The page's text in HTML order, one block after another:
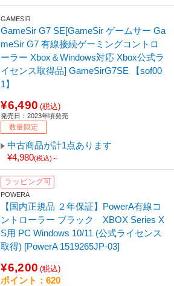
GAMESIR
GameSir G7 SE[GameSir ゲームサー Ga
meSir G7 有線接続ゲーミングコントロ
ーラー Xbox＆Windows対応 Xbox公式ラ
イセンス取得品] GameSirG7SE 【sof00
1】
¥6,490 (税込)
発売日：2023年頃発売
数量限定
中古商品が計1点あります
¥4,980(税込)～
ラッピング可
POWERA
【国内正規品 ２年保証】PowerA有線コ
ントローラー ブラック XBOX Series X
S用 PC Windows 10/11 (公式ライセンス
取得) [PowerA 1519265JP-03]
¥6,200 (税込)
ポイント：620